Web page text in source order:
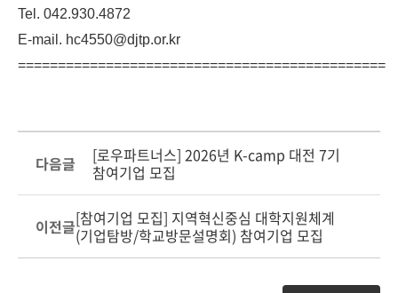
Tel. 042.930.4872
E-mail. hc4550@djtp.or.kr
==============================================
다음글
[로우파트너스] 2026년 K-camp 대전 7기
참여기업 모집
이전글[참여기업 모집] 지역혁신중심 대학지원체계
(기업탐방/학교방문설명회) 참여기업 모집